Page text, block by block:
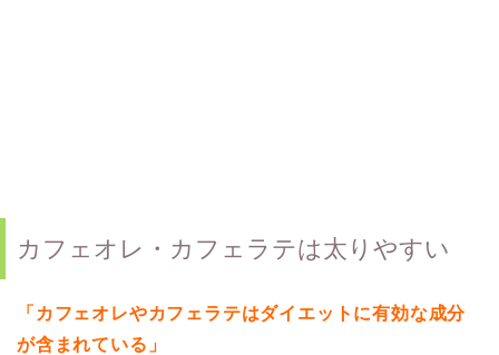
カフェオレ・カフェラテは太りやすい
「カフェオレやカフェラテはダイエットに有効な成分
が含まれている」